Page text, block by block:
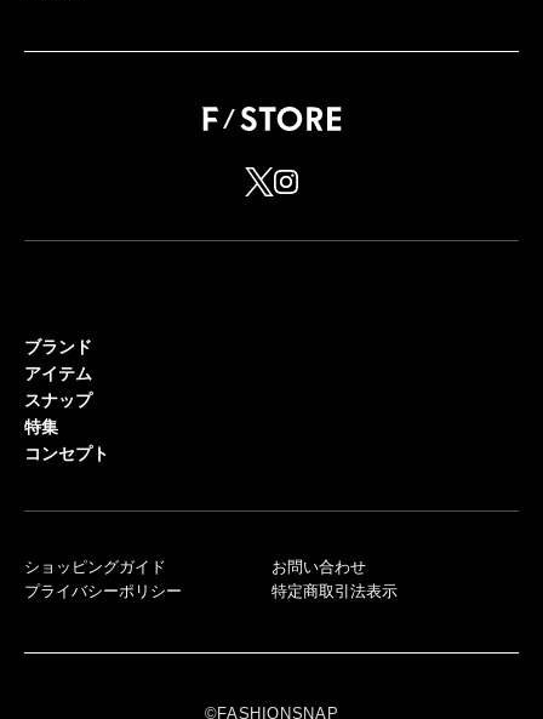
ブランド
アイテム
スナップ
特集
コンセプト
ショッピングガイド
プライバシーポリシー
お問い合わせ
特定商取引法表示
©FASHIONSNAP